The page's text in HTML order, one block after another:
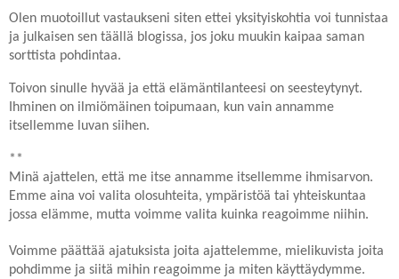
Olen muotoillut vastaukseni siten ettei yksityiskohtia voi tunnistaa
ja julkaisen sen täällä blogissa, jos joku muukin kaipaa saman
sorttista pohdintaa.
Toivon sinulle hyvää ja että elämäntilanteesi on seesteytynyt.
Ihminen on ilmiömäinen toipumaan, kun vain annamme
itsellemme luvan siihen.
**
Minä ajattelen, että me itse annamme itsellemme ihmisarvon.
Emme aina voi valita olosuhteita, ympäristöä tai yhteiskuntaa
jossa elämme, mutta voimme valita kuinka reagoimme niihin.
Voimme päättää ajatuksista joita ajattelemme, mielikuvista joita
pohdimme ja siitä mihin reagoimme ja miten käyttäydymme.